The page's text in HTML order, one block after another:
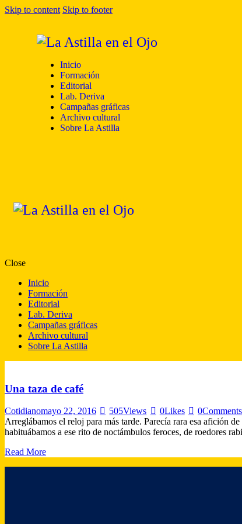
Skip to content Skip to footer
Inicio
Formación
Editorial
Lab. Deriva
Campañas gráficas
Archivo cultural
Sobre La Astilla
Close
Inicio
Formación
Editorial
Lab. Deriva
Campañas gráficas
Archivo cultural
Sobre La Astilla
Una taza de café
Cotidianomayo 22, 2016 505Views 0Likes 0Comments
Arreglábamos el reloj para más tarde. Parecía rara esa afición
habituábamos a ese rito de noctámbulos feroces, de roedores
Read More